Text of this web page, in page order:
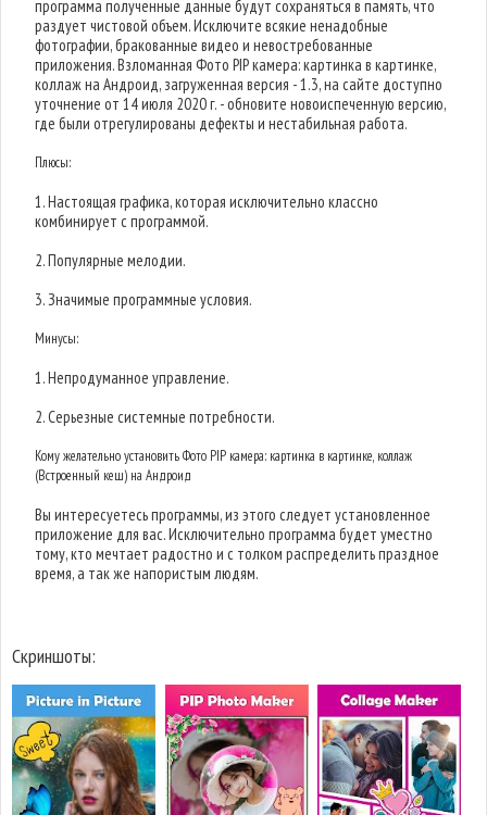
программа полученные данные будут сохраняться в память, что
раздует чистовой объем. Исключите всякие ненадобные
фотографии, бракованные видео и невостребованные
приложения. Взломанная Фото PIP камера: картинка в картинке,
коллаж на Андроид, загруженная версия - 1.3, на сайте доступно
уточнение от 14 июля 2020 г. - обновите новоиспеченную версию,
где были отрегулированы дефекты и нестабильная работа.
Плюсы:
1. Настоящая графика, которая исключительно классно
комбинирует с программой.
2. Популярные мелодии.
3. Значимые программные условия.
Минусы:
1. Непродуманное управление.
2. Серьезные системные потребности.
Кому желательно установить Фото PIP камера: картинка в картинке, коллаж
(Встроенный кеш) на Андроид
Вы интересуетесь программы, из этого следует установленное
приложение для вас. Исключительно программа будет уместно
тому, кто мечтает радостно и с толком распределить праздное
время, а так же напористым людям.
Скриншоты: